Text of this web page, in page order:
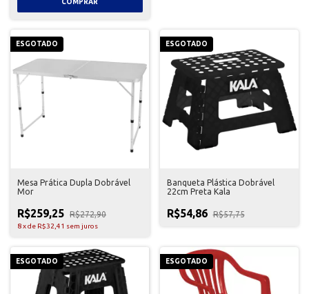
ESGOTADO
Mesa Prática Dupla Dobrável
Mor
R$259,25 R$272,90
8xde R$32,41 sem juros
ESGOTADO
Banqueta Plástica Dobrável
22cm Preta Kala
R$54,86 R$57,75
ESGOTADO ESGOTADO